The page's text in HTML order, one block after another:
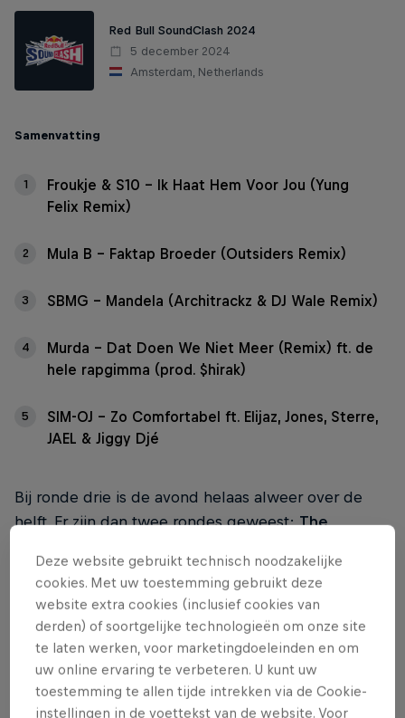
Red Bull SoundClash 2024
5 december 2024
Amsterdam, Netherlands
Samenvatting
1
Froukje & S10 – Ik Haat Hem Voor Jou (Yung
Felix Remix)
2 Mula B – Faktap Broeder (Outsiders Remix)
3 SBMG – Mandela (Architrackz & DJ Wale Remix)
4
Murda – Dat Doen We Niet Meer (Remix) ft. de
hele rapgimma (prod. $hirak)
5
SIM-OJ – Zo Comfortabel ft. Elijaz, Jones, Sterre,
JAEL & Jiggy Djé
Bij ronde drie is de avond helaas alweer over de
helft. Er zijn dan twee rondes geweest:The
gespeeld énThe Takeover, waarin de artiesten
elkaar moesten aanvullen op het nummer van de
ander.
In deze derde ronde The Clash krijgen
Josylviode kans om het publiek fully te gaan
overtuigen. Ze moeten namelijk allebei twee
Deze website gebruikt technisch noodzakelijke
cookies. Met uw toestemming gebruikt deze
website extra cookies (inclusief cookies van
derden) of soortgelijke technologieën om onze site
te laten werken, voor marketingdoeleinden en om
uw online ervaring te verbeteren. U kunt uw
toestemming te allen tijde intrekken via de Cookie-
instellingen in de voettekst van de website. Voor